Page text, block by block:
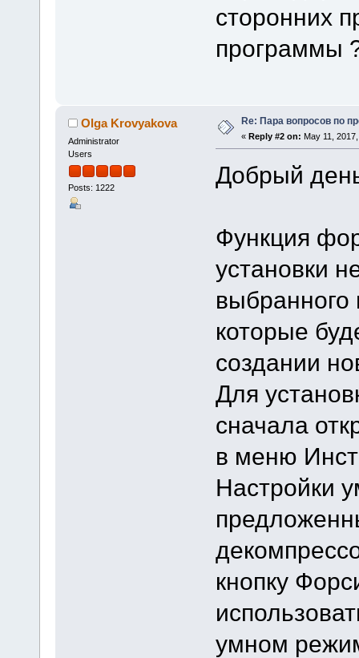
сторонних
программы
Olga Krovyakova
Administrator
Users
Posts: 1222
Re: Пара вопросов по
« Reply #2 on: May 11,
Добрый
Функция
установки
выбранного
которые
создании
Для
сначала
в меню
Настройки
кнопку
умном